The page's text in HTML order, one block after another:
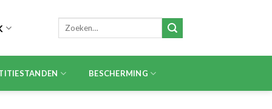
Zoeken
BESCHERMING